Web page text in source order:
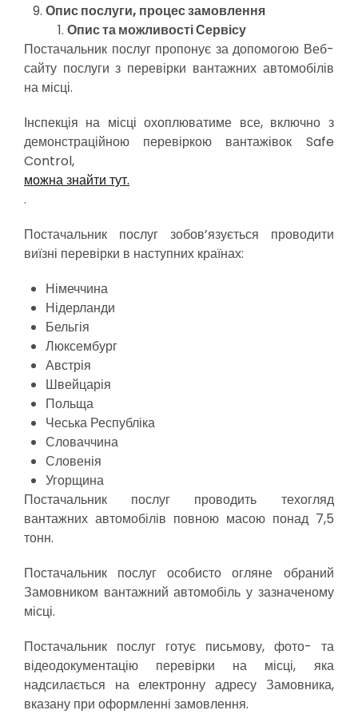
Опис послуги, процес замовлення
Опис та можливості Сервісу
Постачальник послуг пропонує за допомогою Веб-
сайту послуги з перевірки вантажних автомобілів
на місці.
Інспекція на місці охоплюватиме все, включно з
демонстраційною перевіркою вантажівок Safe
Control,
можна знайти тут.
.
Постачальник послуг зобов’язується проводити
виїзні перевірки в наступних країнах:
Німеччина
Нідерланди
Бельгія
Люксембург
Австрія
Швейцарія
Польща
Чеська Республіка
Словаччина
Словенія
Угорщина
Постачальник послуг проводить техогляд
вантажних автомобілів повною масою понад 7,5
тонн.
Постачальник послуг особисто огляне обраний
Замовником вантажний автомобіль у зазначеному
місці.
Постачальник послуг готує письмову, фото- та
відеодокументацію перевірки на місці, яка
надсилається на електронну адресу Замовника,
вказану при оформленні замовлення.